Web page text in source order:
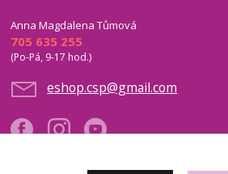
Anna Magdalena Tůmová
705 635 255
(Po-Pá, 9-17 hod.)
eshop.csp@gmail.com